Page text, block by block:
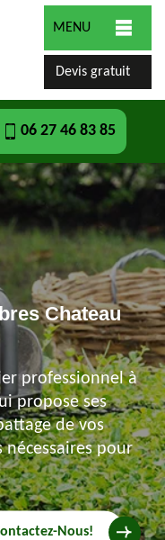
MENU
Devis gratuit
06 27 46 83 85
Chateau
professionnel à
propose ses
de vos
pour
Nous!